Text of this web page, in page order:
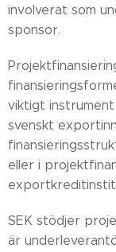
involverat som
sponsor.
viktigt
svenskt
eller i
SEK stödjer
är